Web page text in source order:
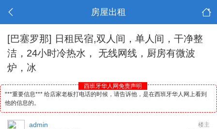
房屋出租
[巴塞罗那] 日租民宿,双人间，单人间，干净整
洁，24小时冷热水， 无线网线，厨房有微波
炉，冰
西班牙华人网免责声明
***重要信息*** 给店家老板打电话的时候，请告诉他，是在西班牙华人网上看到
他的信息的。
楼主
admin